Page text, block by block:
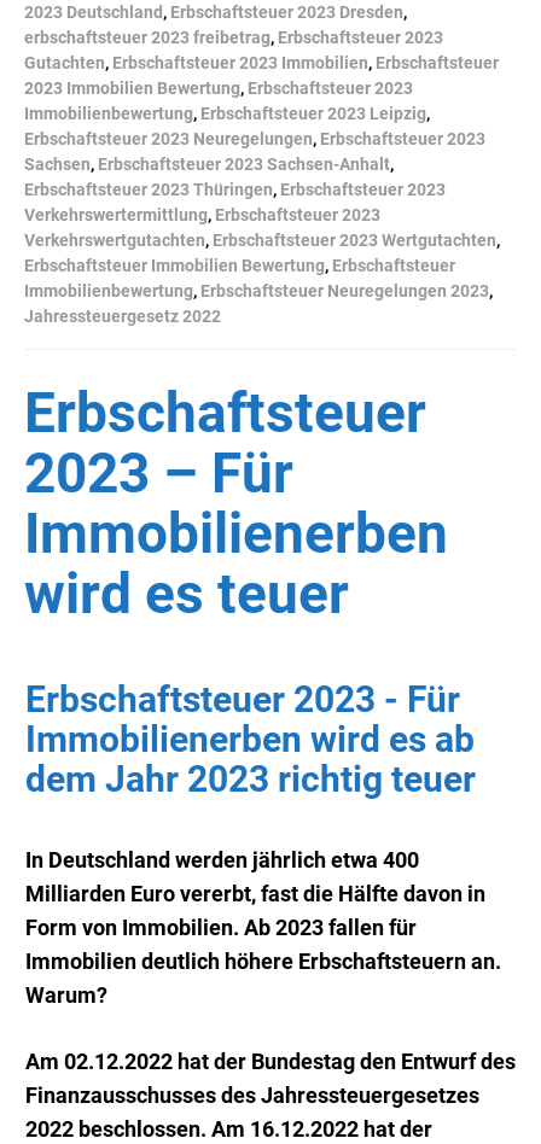
2023 Deutschland , Erbschaftsteuer 2023 Dresden,
erbschaftsteuer 2023 freibetrag, Erbschaftsteuer 2023
Gutachten, Erbschaftsteuer 2023 Immobilien, Erbschaftsteuer
2023 Immobilien Bewertung, Erbschaftsteuer 2023
Immobilienbewertung, Erbschaftsteuer 2023 Leipzig,
Erbschaftsteuer 2023 Neuregelungen, Erbschaftsteuer 2023
Sachsen, Erbschaftsteuer 2023 Sachsen-Anhalt,
Erbschaftsteuer 2023 Thüringen, Erbschaftsteuer 2023
Verkehrswertermittlung, Erbschaftsteuer 2023
Verkehrswertgutachten, Erbschaftsteuer 2023 Wertgutachten,
Erbschaftsteuer Immobilien Bewertung, Erbschaftsteuer
Immobilienbewertung, Erbschaftsteuer Neuregelungen 2023,
Jahressteuergesetz 2022
Erbschaftsteuer
2023 – Für
Immobilienerben
wird es teuer
Erbschaftsteuer 2023 - Für
Immobilienerben wird es ab
dem Jahr 2023 richtig teuer
In Deutschland werden jährlich etwa 400
Milliarden Euro vererbt, fast die Hälfte davon in
Form von Immobilien. Ab 2023 fallen für
Immobilien deutlich höhere Erbschaftsteuern an.
Warum?
Am 02.12.2022 hat der Bundestag den Entwurf des
Finanzausschusses des Jahressteuergesetzes
2022 beschlossen. Am 16.12.2022 hat der